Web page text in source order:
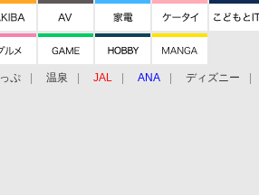
ぷ 温泉 JAL ANA ディズニー